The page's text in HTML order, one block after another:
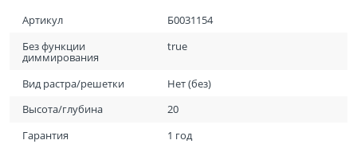
Артикул
Б0031154
Без функции
диммирования
true
Вид растра/решетки
Нет (без)
Высота/глубина
20
Гарантия
1 год